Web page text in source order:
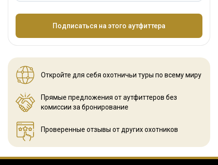
НазваниеПодписаться на этого аутфиттера
Откройте для себя охотничьи туры по всему миру
Прямые предложения от аутфиттеров без
комиссии за бронирование
Проверенные отзывы от других охотников